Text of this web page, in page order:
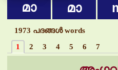
മാ മാ
1973 പദങ്ങള്‍ words
1
2 3 4 5 6 7